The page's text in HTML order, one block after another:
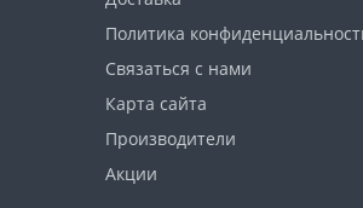
Политика
Связаться с нами
Карта сайта
Производители
Акции